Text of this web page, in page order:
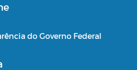
do Governo Federal